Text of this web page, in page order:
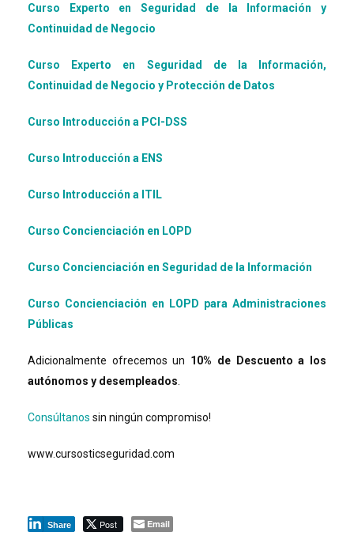
Curso Experto en Seguridad de la Información y
Continuidad de Negocio
Curso Experto en Seguridad de la Información,
Continuidad de Negocio y Protección de Datos
Curso Introducción a PCI-DSS
Curso Introducción a ENS
Curso Introducción a ITIL
Curso Concienciación en LOPD
Curso Concienciación en Seguridad de la Información
Curso Concienciación en LOPD para Administraciones
Públicas
Adicionalmente ofrecemos un 10% de Descuento a los
autónomos y desempleados
Consúltanos sin ningún compromiso!
www.cursosticseguridad.com
Share Post Email